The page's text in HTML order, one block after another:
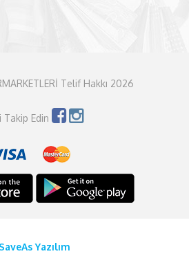
Telif Hakkı 2026
Takip Edin
SaveAs Yazılım